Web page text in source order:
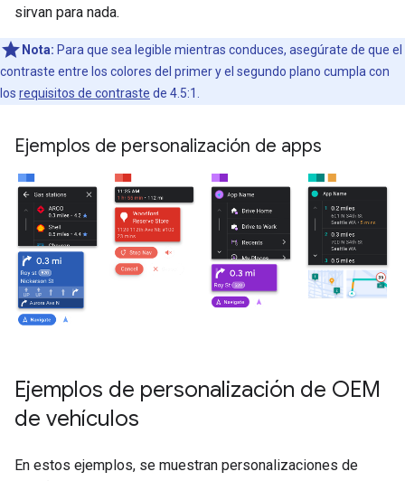
sirvan para nada.
Nota: Para que sea legible mientras conduces, asegúrate de que el
contraste entre los colores del primer y el segundo plano cumpla con
los requisitos de contraste de 4.5:1.
Ejemplos de personalización de apps
Ejemplos de personalización de OEM
de vehículos
En estos ejemplos, se muestran personalizaciones de